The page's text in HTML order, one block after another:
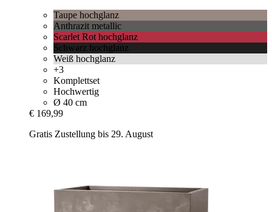
Taupe hochglanz
Anthrazit metallic
Scarlet Rot hochglanz
Schwarz hochglanz
Weiß hochglanz
+3
Komplettset
Hochwertig
Ø 40 cm
€ 169,99
Gratis Zustellung bis 29. August